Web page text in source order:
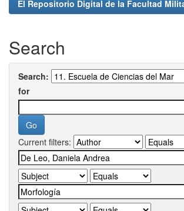
El Repositorio Digital de la Facultad
Search
Search:
for
Current filters: